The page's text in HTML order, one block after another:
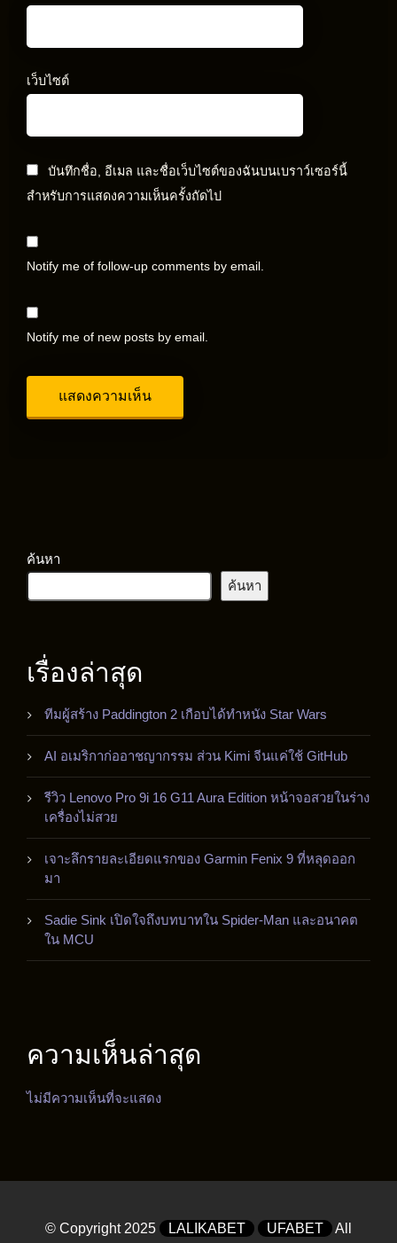
เว็บไซต์
บันทึกชื่อ, อีเมล และชื่อเว็บไซต์ของฉันบนเบราว์เซอร์นี้
สำหรับการแสดงความเห็นครั้งถัดไป
Notify me of follow-up comments by email.
Notify me of new posts by email.
ค้นหา
ค้นหา
เรื่องล่าสุด
ทีมผู้สร้าง Paddington 2 เกือบได้ทำหนัง Star Wars
AI อเมริกาก่ออาชญากรรม ส่วน Kimi จีนแค่ใช้ GitHub
รีวิว Lenovo Pro 9i 16 G11 Aura Edition หน้าจอสวยในร่าง
เครื่องไม่สวย
เจาะลึกรายละเอียดแรกของ Garmin Fenix 9 ที่หลุดออก
มา
Sadie Sink เปิดใจถึงบทบาทใน Spider-Man และอนาคต
ใน MCU
ความเห็นล่าสุด
ไม่มีความเห็นที่จะแสดง
© Copyright 2025 LALIKABET UFABET All